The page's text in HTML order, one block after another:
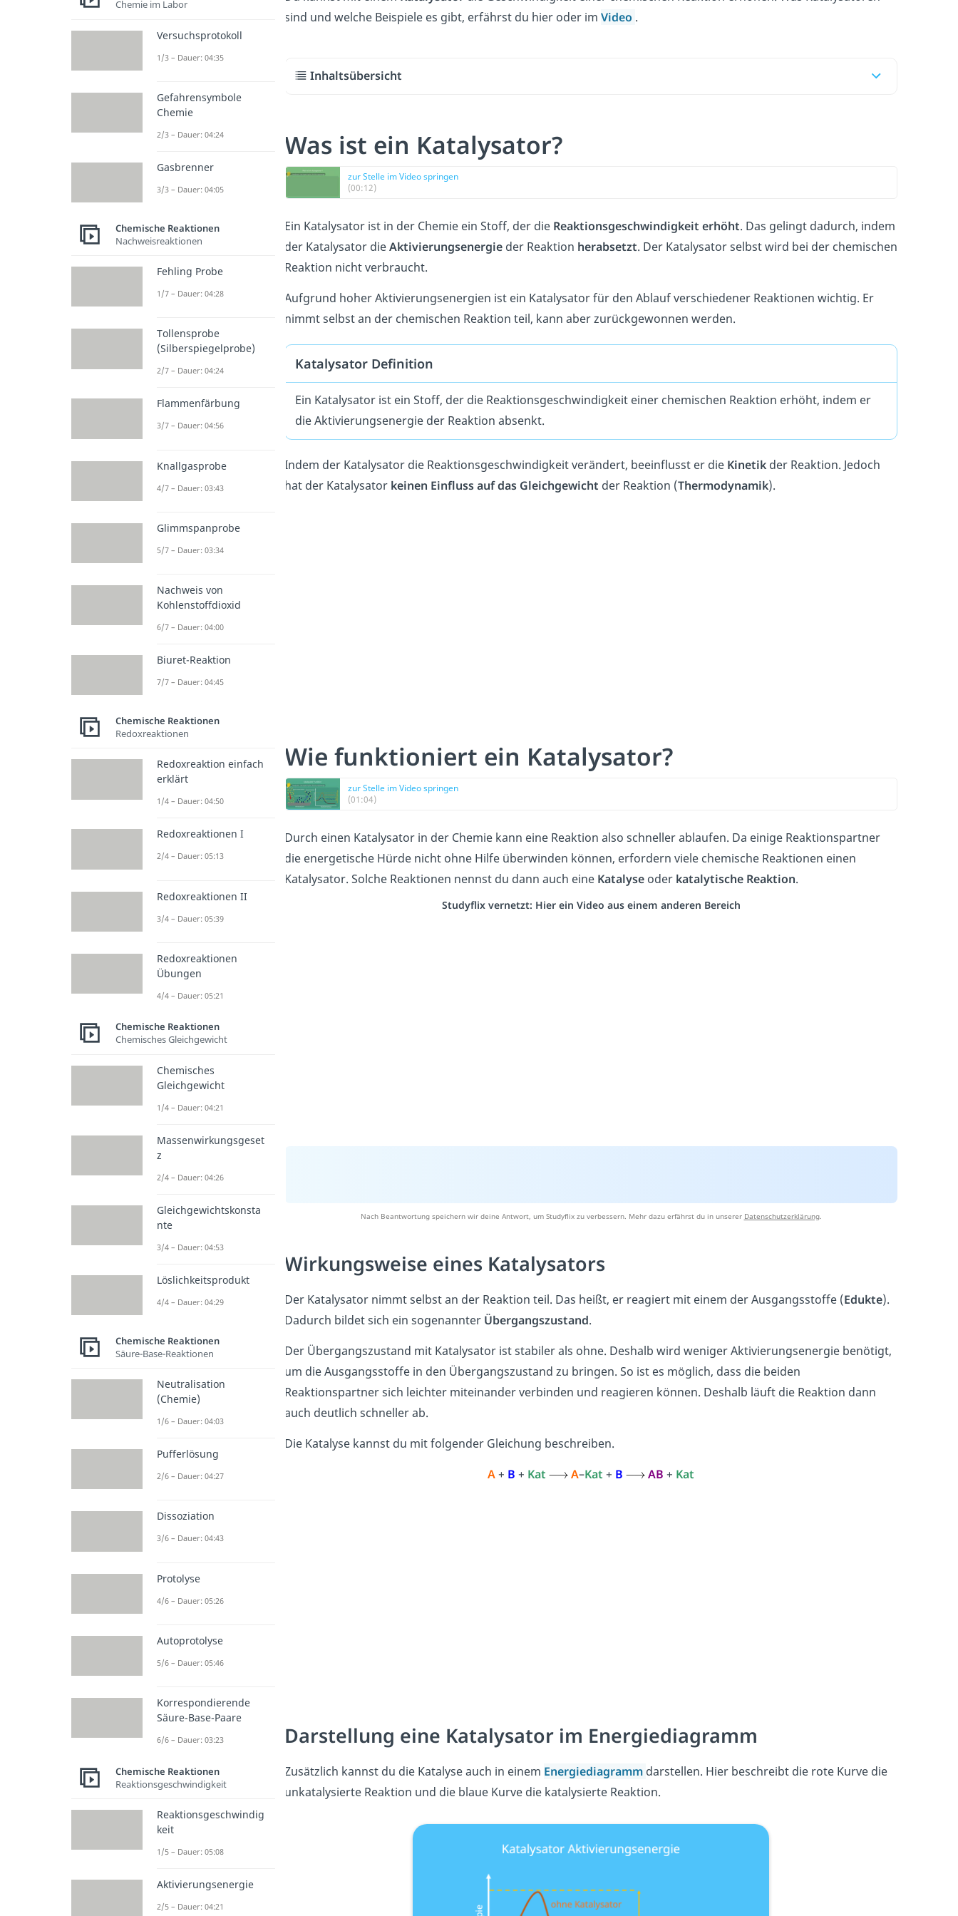
sind und welche Beispiele es gibt, erfährst du hier oder im Video .
Inhaltsübersicht
Was ist ein Katalysator?
zur Stelle im Video springen
(00:12)
Ein Katalysator ist in der Chemie ein Stoff, der die Reaktionsgeschwindigkeit erhöht. Das gelingt dadurch, indem
der Katalysator dieAktivierungsenergie der Reaktion herabsetzt. Der Katalysator selbst wird bei der chemischen
Reaktion nicht verbraucht.
Aufgrund hoher Aktivierungsenergien ist ein Katalysator für den Ablauf verschiedener Reaktionen wichtig. Er
nimmt selbst an der chemischen Reaktion teil, kann aber zurückgewonnen werden.
Katalysator Definition
Ein Katalysator ist ein Stoff, der die Reaktionsgeschwindigkeit einer chemischen Reaktion erhöht, indem er
die Aktivierungsenergie der Reaktion absenkt.
Indem der Katalysator die Reaktionsgeschwindigkeit verändert, beeinflusst er die Kinetik der Reaktion. Jedoch
hat der Katalysator keinen Einfluss auf das Gleichgewicht der Reaktion (Thermodynamik).
Wie funktioniert ein Katalysator?
zur Stelle im Video springen
(01:04)
Durch einen Katalysator in der Chemie kann eine Reaktion also schneller ablaufen. Da einige Reaktionspartner
die energetische Hürde nicht ohne Hilfe überwinden können, erfordern viele chemische Reaktionen einen
Katalysator. Solche Reaktionen nennst du dann auch eine Katalyse oder katalytische Reaktion.
Studyflix vernetzt: Hier ein Video aus einem anderen Bereich
Nach Beantwortung speichern wir deine Antwort, um Studyflix zu verbessern. Mehr dazu erfährst du in unserer Datenschutzerklärung.
Wirkungsweise eines Katalysators
Der Katalysator nimmt selbst an der Reaktion teil. Das heißt, er reagiert mit einem der Ausgangsstoffe (Edukte).
Dadurch bildet sich ein sogenannter Übergangszustand.
Der Übergangszustand mit Katalysator ist stabiler als ohne. Deshalb wird weniger Aktivierungsenergie benötigt,
um die Ausgangsstoffe in den Übergangszustand zu bringen. So ist es möglich, dass die beiden
Reaktionspartner sich leichter miteinander verbinden und reagieren können. Deshalb läuft die Reaktion dann
auch deutlich schneller ab.
Die Katalyse kannst du mit folgender Gleichung beschreiben.
A+ B + Kat A–Kat + B AB + Kat
Darstellung eine Katalysator im Energiediagramm
Zusätzlich kannst du die Katalyse auch in einem Energiediagramm darstellen. Hier beschreibt die rote Kurve die
unkatalysierte Reaktion und die blaue Kurve die katalysierte Reaktion.
Chemie im Labor
Versuchsprotokoll
1/3 – Dauer: 04:35
Gefahrensymbole
Chemie
2/3 – Dauer: 04:24
Gasbrenner
3/3 – Dauer: 04:05
Chemische Reaktionen
Nachweisreaktionen
Fehling Probe
1/7 – Dauer: 04:28
Tollensprobe
(Silberspiegelprobe)
2/7 – Dauer: 04:24
Flammenfärbung
3/7 – Dauer: 04:56
Knallgasprobe
4/7 – Dauer: 03:43
Glimmspanprobe
5/7 – Dauer: 03:34
Nachweis von
Kohlenstoffdioxid
6/7 – Dauer: 04:00
Biuret-Reaktion
7/7 – Dauer: 04:45
Chemische Reaktionen
Redoxreaktionen
Redoxreaktion einfach
erklärt
1/4 – Dauer: 04:50
Redoxreaktionen I
2/4 – Dauer: 05:13
Redoxreaktionen II
3/4 – Dauer: 05:39
Redoxreaktionen
Übungen
4/4 – Dauer: 05:21
Chemische Reaktionen
Chemisches Gleichgewicht
Chemisches
Gleichgewicht
1/4 – Dauer: 04:21
Massenwirkungsgeset
z
2/4 – Dauer: 04:26
Gleichgewichtskonsta
nte
3/4 – Dauer: 04:53
Löslichkeitsprodukt
4/4 – Dauer: 04:29
Chemische Reaktionen
Säure-Base-Reaktionen
Neutralisation
(Chemie)
1/6 – Dauer: 04:03
Pufferlösung
2/6 – Dauer: 04:27
Dissoziation
3/6 – Dauer: 04:43
Protolyse
4/6 – Dauer: 05:26
Autoprotolyse
5/6 – Dauer: 05:46
Korrespondierende
Säure-Base-Paare
6/6 – Dauer: 03:23
Chemische Reaktionen
Reaktionsgeschwindigkeit
Reaktionsgeschwindig
keit
1/5 – Dauer: 05:08
Aktivierungsenergie
2/5 – Dauer: 04:21